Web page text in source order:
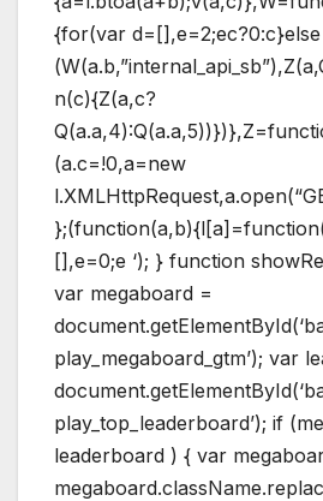
{for(var d=[],e=2;ec?0:c}else
n(c){Z(a,c?
(a.c=!0,a=new
[],e=0;e ‘); } function
var megaboard =
play_megaboard_gtm’); var
play_top_leaderboard’); if
leaderboard ) { var